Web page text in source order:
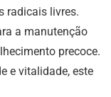
radicais livres.
a manutenção
precoce.
e vitalidade, este